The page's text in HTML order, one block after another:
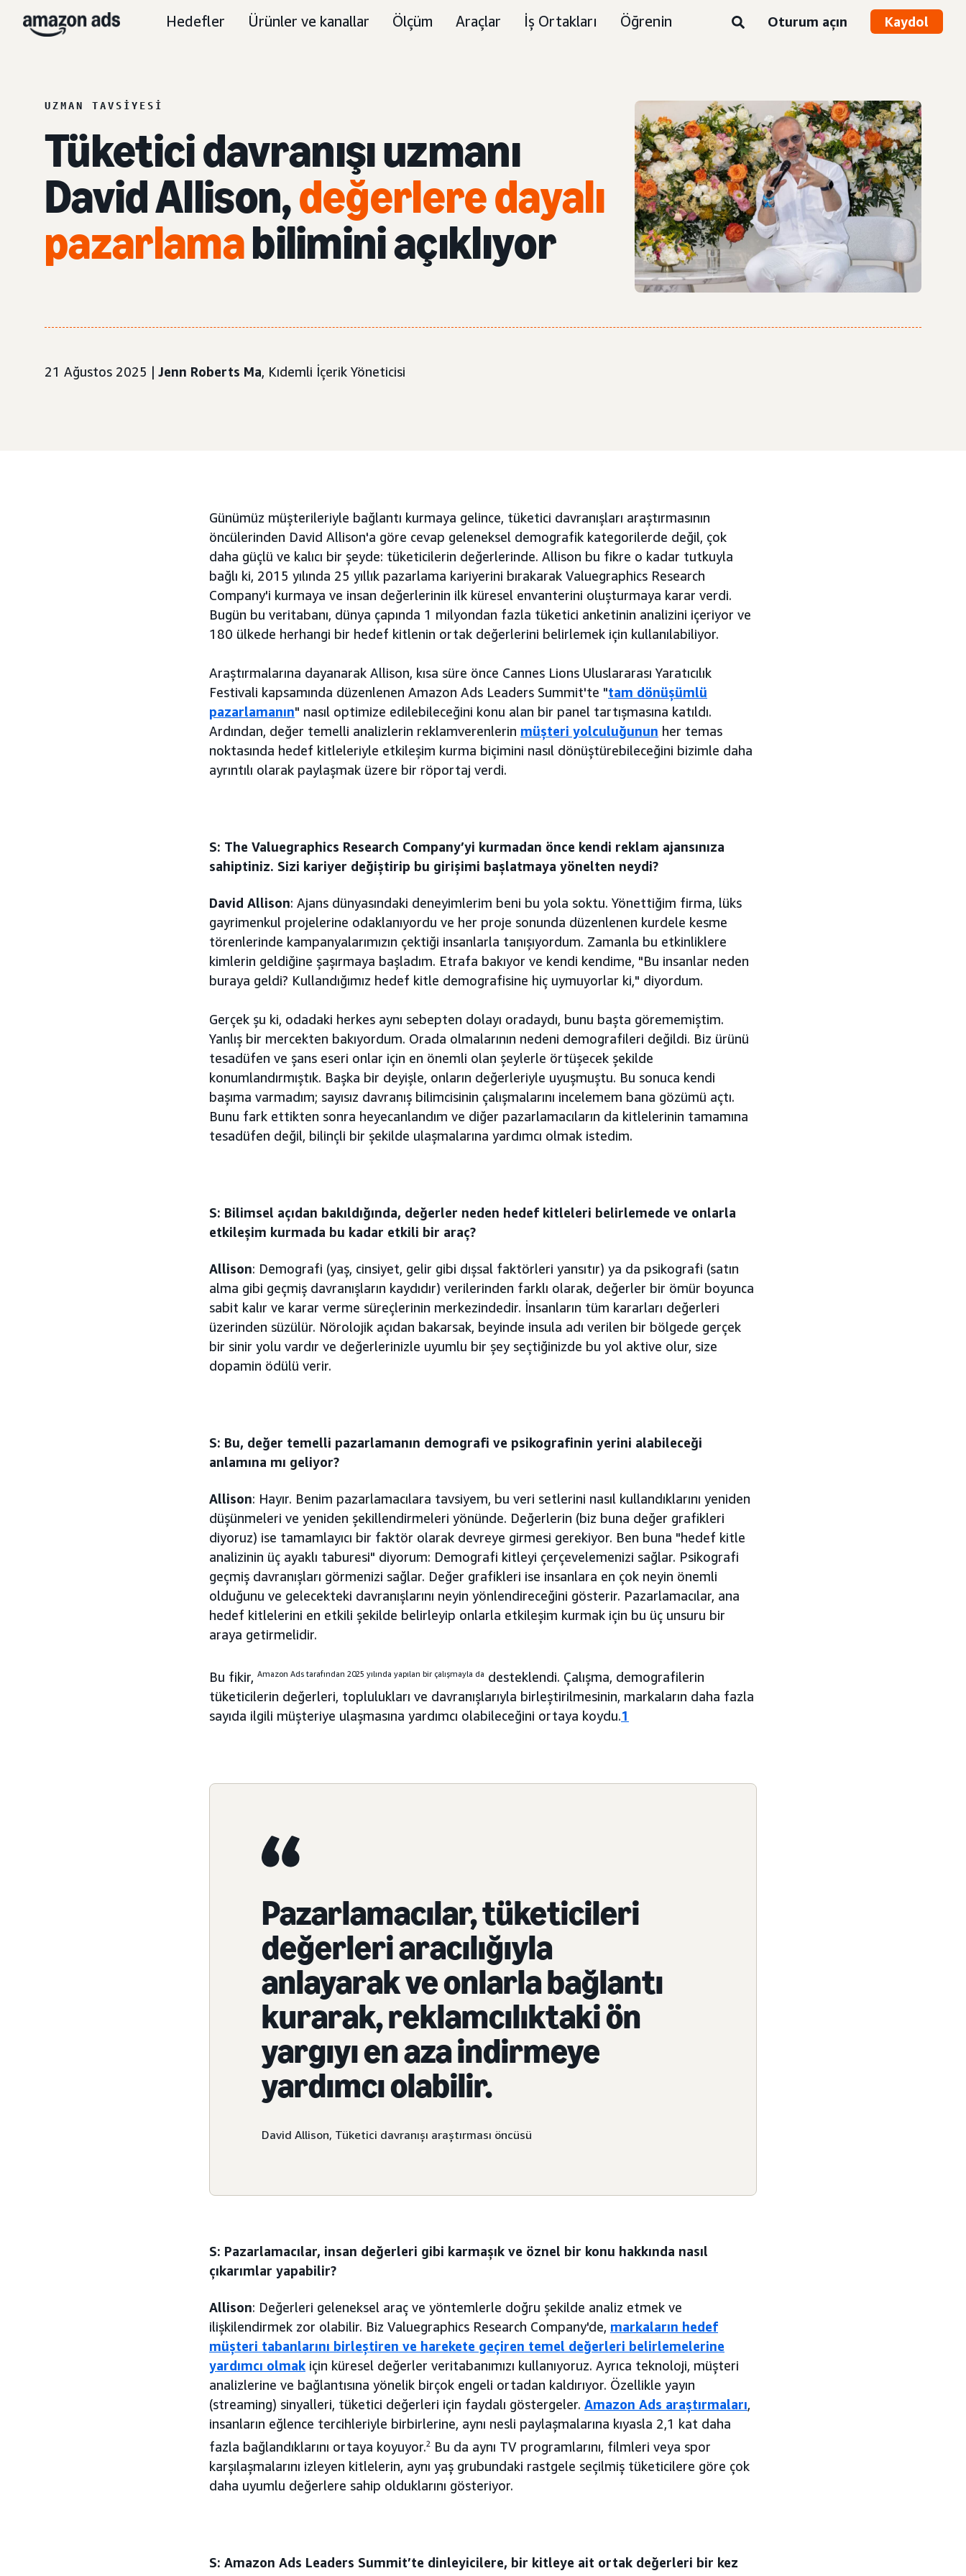
Hedefler Ürünler ve kanallar Ölçüm Araçlar İş Ortakları Öğrenin Oturum açın Kaydol
UZMAN TAVSIYESI
Tüketici davranışı uzmanı
David Allison,değerlere dayalı
pazarlamabilimini açıklıyor
21 Ağustos 2025 | Jenn Roberts Ma, Kıdemli İçerik Yöneticisi
Günümüz müşterileriyle bağlantı kurmaya gelince, tüketici davranışları araştırmasının
öncülerinden David Allison'a göre cevap geleneksel demografik kategorilerde değil, çok
daha güçlü ve kalıcı bir şeyde: tüketicilerin değerlerinde. Allison bu fikre o kadar tutkuyla
bağlı ki, 2015 yılında 25 yıllık pazarlama kariyerini bırakarak Valuegraphics Research
Company'i kurmaya ve insan değerlerinin ilk küresel envanterini oluşturmaya karar verdi.
Bugün bu veritabanı, dünya çapında 1 milyondan fazla tüketici anketinin analizini içeriyor ve
180 ülkede herhangi bir hedef kitlenin ortak değerlerini belirlemek için kullanılabiliyor.
Araştırmalarına dayanarak Allison, kısa süre önce Cannes Lions Uluslararası Yaratıcılık
Festivali kapsamında düzenlenen Amazon Ads Leaders Summit'te "tam dönüşümlü
pazarlamanın" nasıl optimize edilebileceğini konu alan bir panel tartışmasına katıldı.
Ardından, değer temelli analizlerin reklamverenlerin müşteri yolculuğunun her temas
noktasında hedef kitleleriyle etkileşim kurma biçimini nasıl dönüştürebileceğini bizimle daha
ayrıntılı olarak paylaşmak üzere bir röportaj verdi.
S: The Valuegraphics Research Company’yi kurmadan önce kendi reklam ajansınıza
sahiptiniz. Sizi kariyer değiştirip bu girişimi başlatmaya yönelten neydi?
David Allison: Ajans dünyasındaki deneyimlerim beni bu yola soktu. Yönettiğim firma, lüks
gayrimenkul projelerine odaklanıyordu ve her proje sonunda düzenlenen kurdele kesme
törenlerinde kampanyalarımızın çektiği insanlarla tanışıyordum. Zamanla bu etkinliklere
kimlerin geldiğine şaşırmaya başladım. Etrafa bakıyor ve kendi kendime, "Bu insanlar neden
buraya geldi? Kullandığımız hedef kitle demografisine hiç uymuyorlar ki," diyordum.
Gerçek şu ki, odadaki herkes aynı sebepten dolayı oradaydı, bunu başta görememiştim.
Yanlış bir mercekten bakıyordum. Orada olmalarının nedeni demografileri değildi. Biz ürünü
tesadüfen ve şans eseri onlar için en önemli olan şeylerle örtüşecek şekilde
konumlandırmıştık. Başka bir deyişle, onların değerleriyle uyuşmuştu. Bu sonuca kendi
başıma varmadım; sayısız davranış bilimcisinin çalışmalarını incelemem bana gözümü açtı.
Bunu fark ettikten sonra heyecanlandım ve diğer pazarlamacıların da kitlelerinin tamamına
tesadüfen değil, bilinçli bir şekilde ulaşmalarına yardımcı olmak istedim.
S: Bilimsel açıdan bakıldığında, değerler neden hedef kitleleri belirlemede ve onlarla
etkileşim kurmada bu kadar etkili bir araç?
Allison: Demografi (yaş, cinsiyet, gelir gibi dışsal faktörleri yansıtır) ya da psikografi (satın
alma gibi geçmiş davranışların kaydıdır) verilerinden farklı olarak, değerler bir ömür boyunca
sabit kalır ve karar verme süreçlerinin merkezindedir. İnsanların tüm kararları değerleri
üzerinden süzülür. Nörolojik açıdan bakarsak, beyinde insula adı verilen bir bölgede gerçek
bir sinir yolu vardır ve değerlerinizle uyumlu bir şey seçtiğinizde bu yol aktive olur, size
dopamin ödülü verir.
S: Bu, değer temelli pazarlamanın demografi ve psikografinin yerini alabileceği
anlamına mı geliyor?
Allison: Hayır. Benim pazarlamacılara tavsiyem, bu veri setlerini nasıl kullandıklarını yeniden
düşünmeleri ve yeniden şekillendirmeleri yönünde. Değerlerin (biz buna değer grafikleri
diyoruz) ise tamamlayıcı bir faktör olarak devreye girmesi gerekiyor. Ben buna "hedef kitle
analizinin üç ayaklı taburesi" diyorum: Demografi kitleyi çerçevelemenizi sağlar. Psikografi
geçmiş davranışları görmenizi sağlar. Değer grafikleri ise insanlara en çok neyin önemli
olduğunu ve gelecekteki davranışlarını neyin yönlendireceğini gösterir. Pazarlamacılar, ana
hedef kitlelerini en etkili şekilde belirleyip onlarla etkileşim kurmak için bu üç unsuru bir
araya getirmelidir.
Bu fikir, Amazon Ads tarafından 2025 yılında yapılan bir çalışmayla da desteklendi. Çalışma, demografilerin
tüketicilerin değerleri, toplulukları ve davranışlarıyla birleştirilmesinin, markaların daha fazla
sayıda ilgili müşteriye ulaşmasına yardımcı olabileceğini ortaya koydu.1
Pazarlamacılar, tüketicileri
değerleri aracılığıyla
anlayarak ve onlarla bağlantı
kurarak, reklamcılıktaki ön
yargıyı en aza indirmeye
yardımcı olabilir.
David Allison, Tüketici davranışı araştırması öncüsü
S: Pazarlamacılar, insan değerleri gibi karmaşık ve öznel bir konu hakkında nasıl
çıkarımlar yapabilir?
Allison: Değerleri geleneksel araç ve yöntemlerle doğru şekilde analiz etmek ve
ilişkilendirmek zor olabilir. Biz Valuegraphics Research Company'de, markaların hedef
müşteri tabanlarını birleştiren ve harekete geçiren temel değerleri belirlemelerine
yardımcı olmak için küresel değerler veritabanımızı kullanıyoruz. Ayrıca teknoloji, müşteri
analizlerine ve bağlantısına yönelik birçok engeli ortadan kaldırıyor. Özellikle yayın
(streaming) sinyalleri, tüketici değerleri için faydalı göstergeler. Amazon Ads araştırmaları,
insanların eğlence tercihleriyle birbirlerine, aynı nesli paylaşmalarına kıyasla 2,1 kat daha
fazla bağlandıklarını ortaya koyuyor.2
Bu da aynı TV programlarını, filmleri veya spor
karşılaşmalarını izleyen kitlelerin, aynı yaş grubundaki rastgele seçilmiş tüketicilere göre çok
daha uyumlu değerlere sahip olduklarını gösteriyor.
S: Amazon Ads Leaders Summit’te dinleyicilere, bir kitleye ait ortak değerleri bir kez